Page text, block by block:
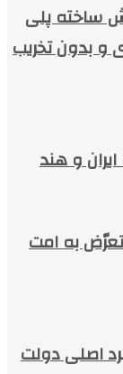
ساخته پلی
و بدون تخریب
و هند
تعرّض به امت
اصلی دولت